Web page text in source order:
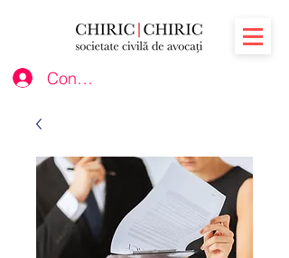
Conectează-te